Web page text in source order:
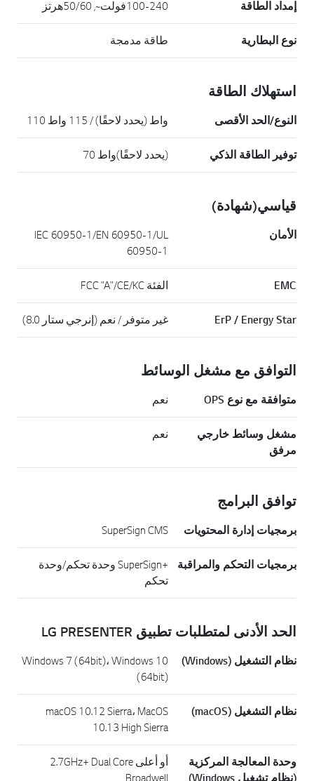
إمداد الطاقة 100-240فولت~, 50/60هرتز
نوع البطارية طاقة مدمجة
استهلاك الطاقة
النوع/الحد الأقصى واط (يحدد لاحقًا) / 115 واط 110
توفير الطاقة الذكي (يحدد لاحقًا)واط 70
قياسي(شهادة)
الأمان
IEC 60950-1/EN 60950-1/UL
60950-1
EMC الفئة FCC "A"/CE/KC
ErP / Energy Star غير متوفر / نعم (إنرجي ستار 8.0)
التوافق مع مشغل الوسائط
متوافقة مع نوع OPS نعم
مشغل وسائط خارجي
مرفق
نعم
توافق البرامج
برمجيات إدارة المحتويات SuperSign CMS
برمجيات التحكم والمراقبة
+SuperSign وحدة تحكم/وحدة
تحكم
الحد الأدنى لمتطلبات تطبيق LG PRESENTER
نظام التشغيل (Windows)
Windows 7 (64bit)، Windows 10
(64bit)
نظام التشغيل (macOS)
macOS 10.12 Sierra، MacOS
10.13 High Sierra
وحدة المعالجة المركزية
أو أعلى 2.7GHz+ Dual Core
Broadwell